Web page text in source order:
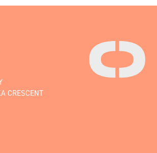
CRESCENT